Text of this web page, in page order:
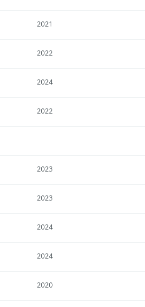
2021
2022
2024
2022
2023
2023
2024
2024
2020